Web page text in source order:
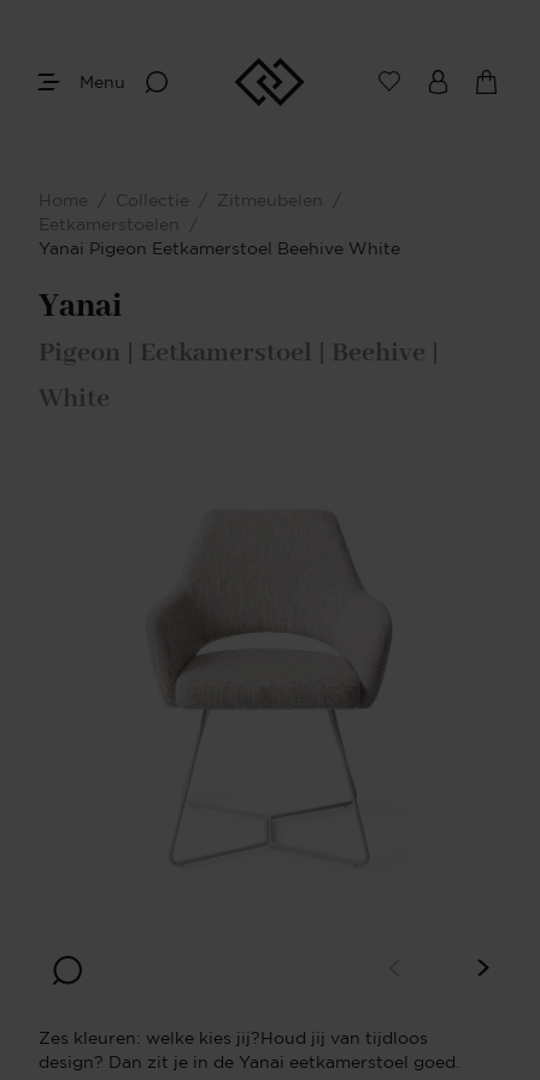
Menu
Home / Collectie / Zitmeubelen
/
Eetkamerstoelen
/
Yanai Pigeon Eetkamerstoel Beehive White
Yanai
Pigeon | Eetkamerstoel | Beehive |
White
Zes kleuren: welke kies jij?Houd jij van tijdloos
design? Dan zit je in de Yanai eetkamerstoel goed.